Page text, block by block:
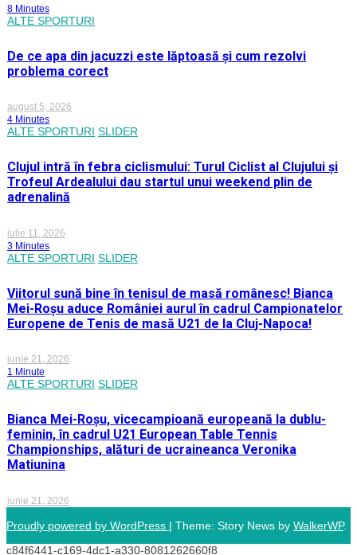
8 Minutes
ALTE SPORTURI
De ce apa din jacuzzi este lăptoasă și cum rezolvi
problema corect
august 5, 2026
4 Minutes
ALTE SPORTURI SLIDER
Clujul intră în febra ciclismului: Turul Ciclist al Clujului și
Trofeul Ardealului dau startul unui weekend plin de
adrenalină
iulie 11, 2026
3 Minutes
ALTE SPORTURI SLIDER
Viitorul sună bine în tenisul de masă românesc! Bianca
Mei-Roșu aduce României aurul în cadrul Campionatelor
Europene de Tenis de masă U21 de la Cluj-Napoca!
iunie 21, 2026
1 Minute
ALTE SPORTURI SLIDER
Bianca Mei-Roșu, vicecampioană europeană la dublu-
feminin, în cadrul U21 European Table Tennis
Championships, alături de ucraineanca Veronika
Matiunina
iunie 21, 2026
Proudly powered by WordPress | Theme: Story News by WalkerWP.
c84f6441-c169-4dc1-a330-8081262660f8